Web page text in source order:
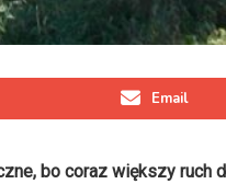
Email
bo coraz większy ruch